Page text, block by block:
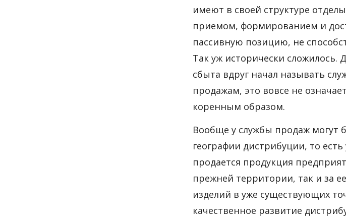
имеют в своей структуре
приемом, формированием и
пассивную позицию, не
Так уж исторически сложилось.
сбыта вдруг начал называть
продажам, это вовсе не
коренным образом.
Вообще у службы продаж могут
географии дистрибуции, то
продается продукция
прежней территории, так и за
изделий в уже существующих
качественное развитие